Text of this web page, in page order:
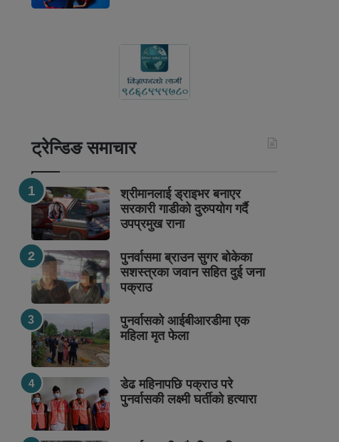
ट्रेन्डिङ समाचार
श्रीमानलाई ड्राइभर बनाएर
सरकारी गाडीको दुरुपयोग गर्दै
उपप्रमुख राना
पुनर्वासमा ब्राउन सुगर बोकेका
सशस्त्रका जवान सहित दुई जना
पक्राउ
पुनर्वासको आईबीआरडीमा एक
महिला मृत फेला
डेढ महिनापछि पक्राउ परे
पुनर्वासकी लक्ष्मी घर्तीको हत्यारा